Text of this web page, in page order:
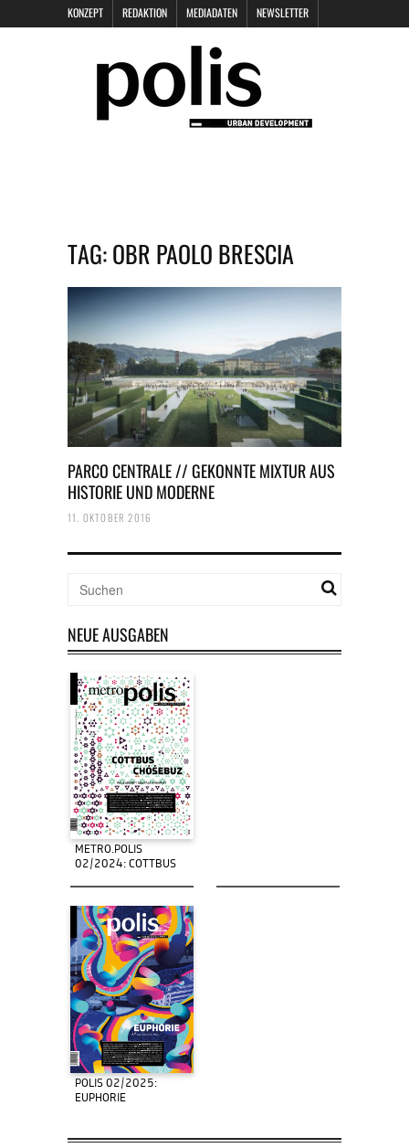
KONZEPT REDAKTION MEDIADATEN NEWSLETTER
DATENSCHUTZ
TAG:OBR PAOLO BRESCIA
PARCO CENTRALE // GEKONNTE MIXTUR AUS
HISTORIE UND MODERNE
11. OKTOBER 2016
NEUE AUSGABEN
METRO.POLIS
02/2024: COTTBUS
POLIS 02/2025:
EUPHORIE